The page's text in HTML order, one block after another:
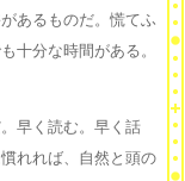
あるものだ。慌てふ
十分な時間がある。
早く読む。早く話
れれば、自然と頭の